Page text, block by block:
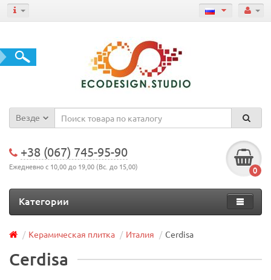
Везде
+38 (067) 745-95-90
Ежедневно с 10,00 до 19,00 (Вс. до 15,00) 0
Категории
Керамическая плитка Италия Cerdisa
Cerdisa